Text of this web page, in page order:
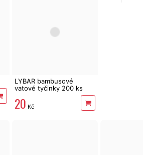
LYBAR bambusové
vatové tyčinky 200 ks
20 Kč